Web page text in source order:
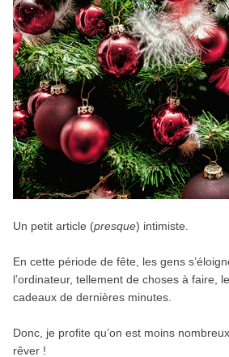
Un petit article (presque) intimiste.
En cette période de fête, les gens
l’ordinateur, tellement de choses à faire,
cadeaux de dernières minutes.
Donc, je profite qu’on est moins
rêver !